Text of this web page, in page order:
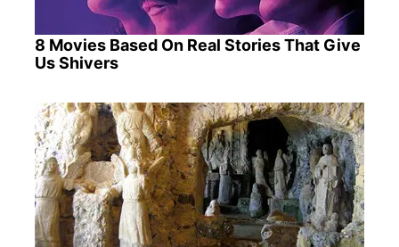
8 Movies Based On Real Stories That Give
Us Shivers